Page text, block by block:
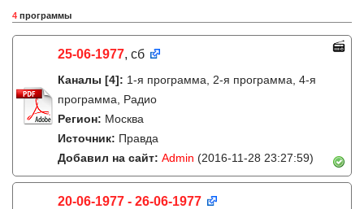
4 программы
25-06-1977, сб
Каналы [4]: 1-я программа, 2-я программа, 4-я
программа, Радио
Регион: Москва
Источник: Правда
Добавил на сайт: Admin (2016-11-28 23:27:59)
20-06-1977 - 26-06-1977